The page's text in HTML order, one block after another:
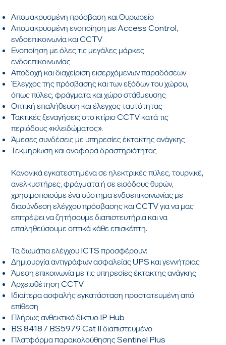
Απομακρυσμένη πρόσβαση και Θυρωρείο
Απομακρυσμένη ενοποίηση με Access Control,
ενδοεπικοινωνία και CCTV
Ενοποίηση με όλες τις μεγάλες μάρκες
ενδοεπικοινωνίας
Αποδοχή και διαχείριση εισερχόμενων παραδόσεων
Έλεγχος της πρόσβασης και των εξόδων του χώρου,
όπως πύλες, φράγματα και χώρο στάθμευσης
Οπτική επαλήθευση και έλεγχος ταυτότητας
Τακτικές ξεναγήσεις στο κτίριο CCTV κατά τις
περιόδους «κλειδώματος».
Άμεσες συνδέσεις με υπηρεσίες έκτακτης ανάγκης
Τεκμηρίωση και αναφορά δραστηριότητας
Κανονικά εγκατεστημένα σε ηλεκτρικές πύλες, τουρνικέ,
ανελκυστήρες, φράγματα ή σε εισόδους θυρών,
χρησιμοποιούμε ένα σύστημα ενδοεπικοινωνίας με
διασύνδεση ελέγχου πρόσβασης και CCTV για να μας
επιτρέψει να ζητήσουμε διαπιστευτήρια και να
επαληθεύσουμε οπτικά κάθε επισκέπτη.
Τα δωμάτια ελέγχου ICTS προσφέρουν:
Δημιουργία αντιγράφων ασφαλείας UPS και γεννήτριας
Άμεση επικοινωνία με τις υπηρεσίες έκτακτης ανάγκης
Αρχειοθέτηση CCTV
Ιδιαίτερα ασφαλής εγκατάσταση προστατευμένη από
επίθεση
Πλήρως ανθεκτικό δίκτυο IP Hub
BS 8418 / BS5979 Cat II διαπιστευμένο
Πλατφόρμα παρακολούθησης Sentinel Plus